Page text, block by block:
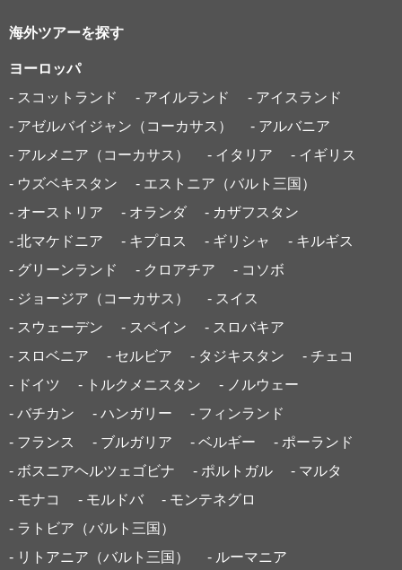
海外ツアーを探す
ヨーロッパ
- スコットランド
- アイルランド
- アイスランド
- アゼルバイジャン（コーカサス）
- アルバニア
- アルメニア（コーカサス）
- イタリア
- イギリス
- ウズベキスタン
- エストニア（バルト三国）
- オーストリア
- オランダ
- カザフスタン
- 北マケドニア
- キプロス - ギリシャ
- キルギス
- グリーンランド
- クロアチア
- コソボ
- ジョージア（コーカサス）
- スイス
- スウェーデン
- スペイン
- スロバキア
- スロベニア
- セルビア - タジキスタン
- チェコ
- ドイツ
- トルクメニスタン
- ノルウェー
- バチカン
- ハンガリー
- フィンランド
- フランス
- ブルガリア - ベルギー
- ポーランド
- ボスニアヘルツェゴビナ
- ポルトガル
- マルタ
- モナコ
- モルドバ
- モンテネグロ
- ラトビア（バルト三国）
- リトアニア（バルト三国）
- ルーマニア